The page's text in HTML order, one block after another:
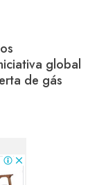
global
de gás